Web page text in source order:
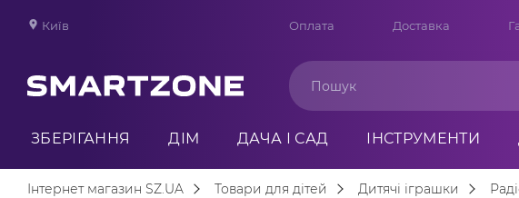
Київ Оплата Доставка
ЗБЕРІГАННЯ ДІМ ДАЧА І САД ІНСТРУМЕНТИ
Інтернет магазин SZ.UA Товари для дітей Дитячі іграшки